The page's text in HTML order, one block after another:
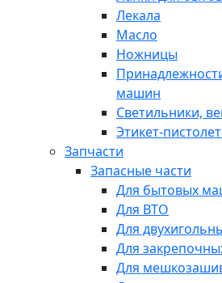
Лекала
Масло
Ножницы
машин
Светильники,
Этикет-
Запчасти
Запасные части
Для бытовых
Для ВТО
Для
Для
Для